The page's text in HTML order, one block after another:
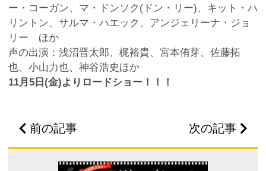
ー・コーガン、マ・ドンソク(ドン・リー)、キット・ハ
リントン、サルマ・ハエック、アンジェリーナ・ジョ
リー ほか
声の出演：浅沼晋太郎、梶裕貴、宮本侑芽、佐藤拓
也、小山力也、神谷浩史ほか
11月5日(金)よりロードショー！！！
前の記事 次の記事